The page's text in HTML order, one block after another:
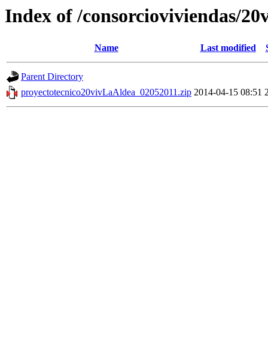
Index of /consorcioviviendas/
Name Last modified
Parent Directory
proyectotecnico20vivLaAldea_02052011.zip 2014-04-15 08:51